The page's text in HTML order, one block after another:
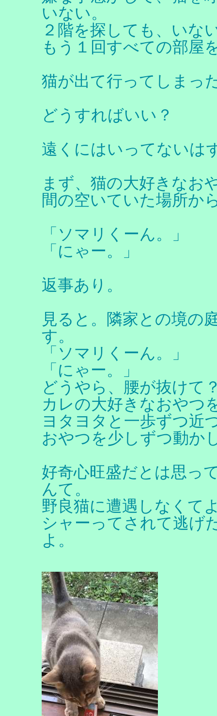
いない。
２階を探しても、いな
もう１回すべての部屋
猫が出て行ってしまっ
どうすればいい？
遠くにはいってないは
まず、猫の大好きなお
間の空いていた場所か
「ソマリくーん。」
「にゃー。」
返事あり。
見ると。隣家との境の
す。
「ソマリくーん。」
「にゃー。」
どうやら、腰が抜けて
カレの大好きなおやつ
ヨタヨタと一歩ずつ近
おやつを少しずつ動か
好奇心旺盛だとは思っ
んて。
野良猫に遭遇しなくて
シャーってされて逃げ
よ。